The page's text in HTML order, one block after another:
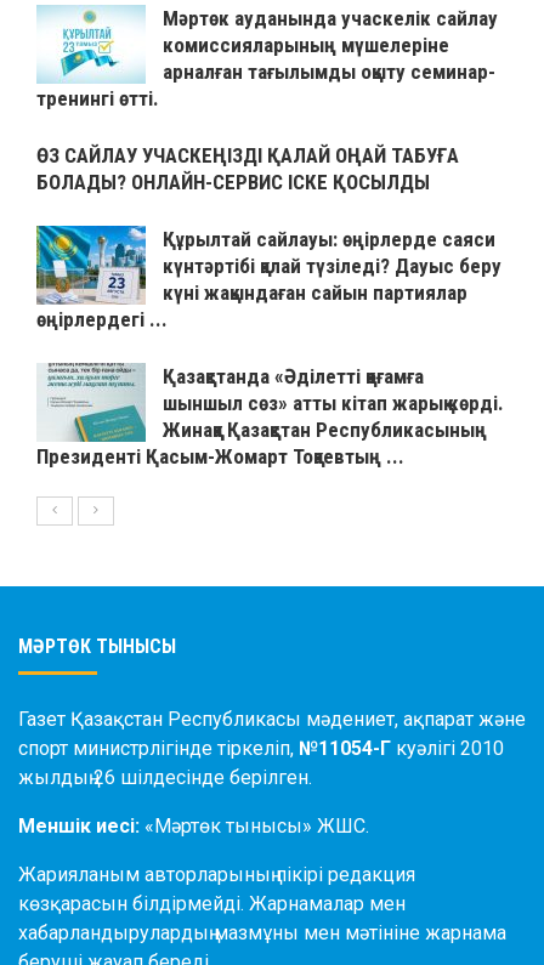
Мәртөк ауданында учаскелік сайлау
комиссияларының мүшелеріне
арналған тағылымды оқыту семинар-
тренингі өтті.
ӨЗ САЙЛАУ УЧАСКЕҢІЗДІ ҚАЛАЙ ОҢАЙ ТАБУҒА
БОЛАДЫ? ОНЛАЙН-СЕРВИС ІСКЕ ҚОСЫЛДЫ
Құрылтай сайлауы: өңірлерде саяси
күнтәртібі қалай түзіледі? Дауыс беру
күні жақындаған сайын партиялар
өңірлердегі ...
Қазақстанда «Әділетті қоғамға
шыншыл сөз» атты кітап жарық көрді.
Жинаққа Қазақстан Республикасының
Президенті Қасым-Жомарт Тоқаевтың ...
МӘРТӨК ТЫНЫСЫ
Газет Қазақстан Республикасы мәдениет, ақпарат және
спорт министрлігінде тіркеліп, №11054-Г куәлігі 2010
жылдың 26 шілдесінде берілген.
Меншік иесі: «Мәртөк тынысы» ЖШС.
Жарияланым авторларының пікірі редакция
көзқарасын білдірмейді. Жарнамалар мен
хабарландырулардың мазмұны мен мәтініне жарнама